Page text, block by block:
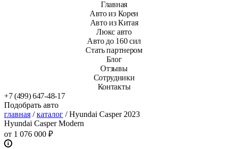
Главная
Авто из Кореи
Авто из Китая
Люкс авто
Авто до 160 сил
Стать партнером
Блог
Отзывы
Сотрудники
Контакты
+7 (499) 647-48-17
Подобрать авто
главная / каталог / Hyundai Casper 2023
Hyundai Casper Modern
от 1 076 000 ₽